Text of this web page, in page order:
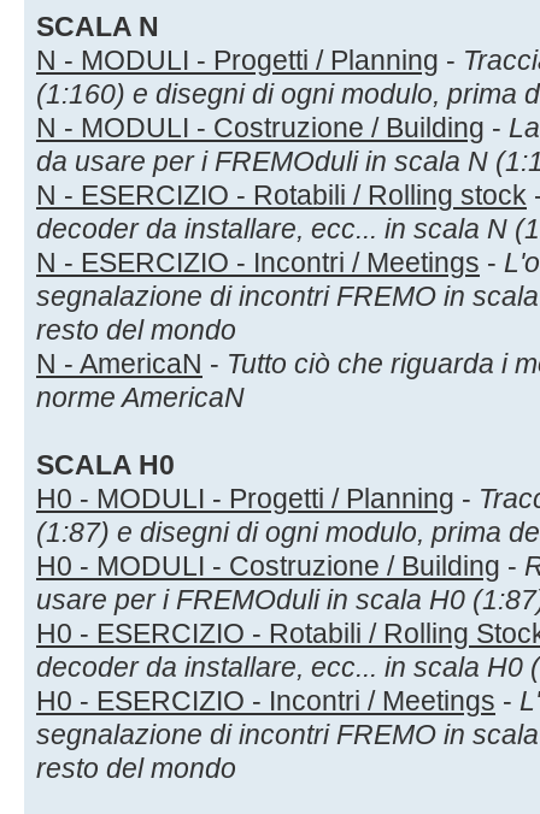
SCALA N
N - MODULI - Progetti / Planning -
(1:160) e disegni di ogni modulo, prima
N - MODULI - Costruzione / Building -
da usare per i FREMOduli in scala N
N - ESERCIZIO - Rotabili / Rolling stock
decoder da installare, ecc... in scala N
N - ESERCIZIO - Incontri / Meetings -
segnalazione di incontri FREMO in
resto del mondo
N - AmericaN - Tutto ciò che riguarda i
norme AmericaN
SCALA H0
H0 - MODULI - Progetti / Planning -
(1:87) e disegni di ogni modulo, prima
H0 - MODULI - Costruzione / Building -
usare per i FREMOduli in scala H0
H0 - ESERCIZIO - Rotabili / Rolling
decoder da installare, ecc... in scala H0
H0 - ESERCIZIO - Incontri / Meetings -
segnalazione di incontri FREMO in
resto del mondo